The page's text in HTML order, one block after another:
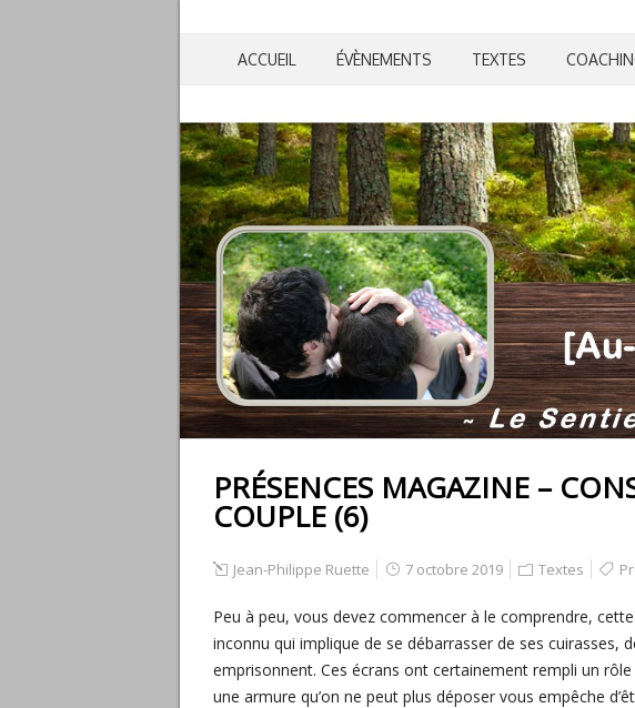
ACCUEIL ÉVÈNEMENTS TEXTES
PRÉSENCES MAGAZINE –
COUPLE (6)
Jean-Philippe Ruette 7 octobre 2019 Textes
Peu à peu, vous devez commencer à le comprendre,
inconnu qui implique de se débarrasser de ses
emprisonnent. Ces écrans ont certainement rempli un
une armure qu’on ne peut plus déposer vous empêche